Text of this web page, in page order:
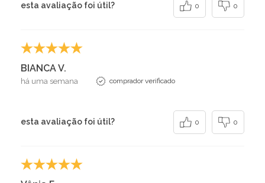
esta avaliação foi útil? 0 0
BIANCA V.
há uma semana comprador verificado
esta avaliação foi útil? 0 0